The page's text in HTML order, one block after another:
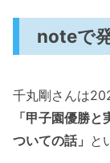
noteで
千丸剛さんは
「甲子園優勝
ついての話」 と